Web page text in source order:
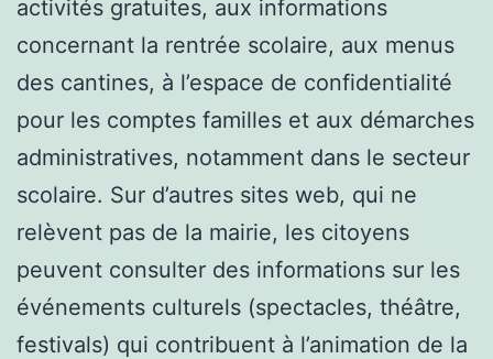
activités gratuites, aux informations
concernant la rentrée scolaire, aux menus
des cantines, à l’espace de confidentialité
pour les comptes familles et aux démarches
administratives, notamment dans le secteur
scolaire. Sur d’autres sites web, qui ne
relèvent pas de la mairie, les citoyens
peuvent consulter des informations sur les
événements culturels (spectacles, théâtre,
festivals) qui contribuent à l’animation de la